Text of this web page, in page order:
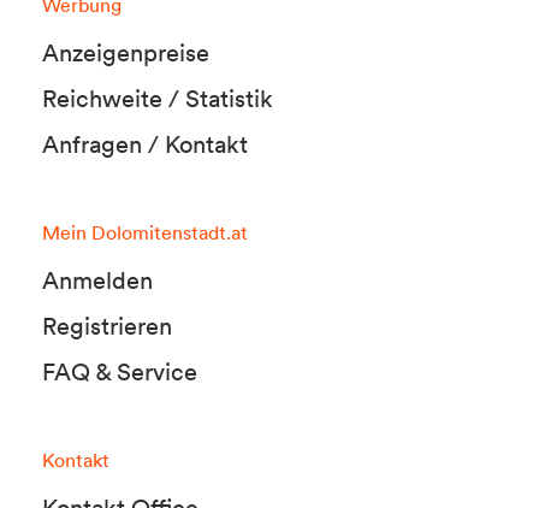
Werbung
Anzeigenpreise
Reichweite / Statistik
Anfragen / Kontakt
Mein Dolomitenstadt.at
Anmelden
Registrieren
FAQ & Service
Kontakt